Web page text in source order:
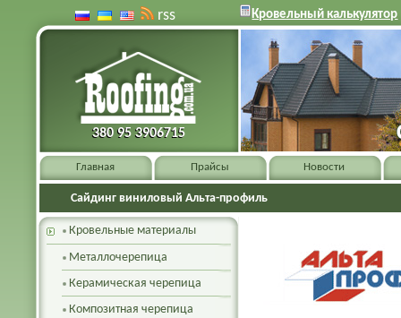
380 95 3906715
380 95 3906715
Главная Прайсы Новости
Сайдинг виниловый Альта-профиль
Кровельные материалы
Металлочерепица
Керамическая черепица
Композитная черепица
rss Кровельный калькулятор